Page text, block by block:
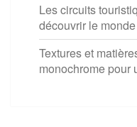
Les circuits
découvrir le monde
Textures et
monochrome pour